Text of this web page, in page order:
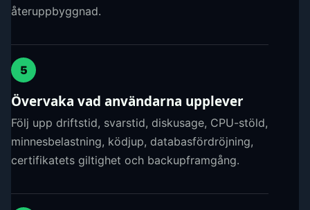
återuppbyggnad.
5
Övervaka vad användarna upplever
Följ upp driftstid, svarstid, diskusage, CPU-stöld,
minnesbelastning, ködjup, databasfördröjning,
certifikatets giltighet och backupframgång.